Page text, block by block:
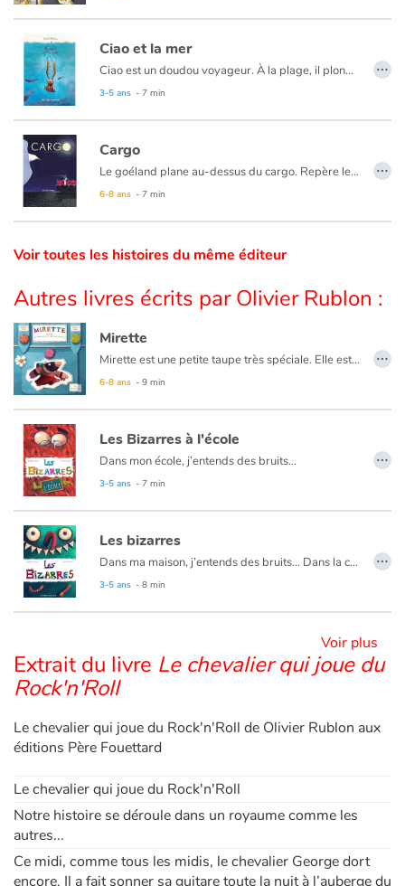
Émotions et sentiments
Formats et illustrations
Catalogue anglais
Contraste +
Aide
Accueil
Famille
Écoles
Médiathèques
Vidéos & Tutoriaux
Blog
Actualités
Par thématique
Rencontres et témoignages
Autour de la lecture
Apprendre à lire
Livre audio
Ciao et la mer
Ciao est un doudou voyageur. À la plage, il plonge dans l’eau salée et découvre le monde fascinant de la mer. Sous l’eau, il rencontre des amis aux grandes dents, des géants, des minus et même des lumières bien étranges.
3-5 ans - 7 min
…
Cargo
Le goéland plane au-dessus du cargo. Repère le Capitaine, si petit d’en haut qu’il le reconnaît à peine.
6-8 ans - 7 min
…
Voir toutes les histoires du même éditeur
Autres livres écrits par Olivier Rublon :
Mirette
Mirette est une petite taupe très spéciale. Elle est née avec des yeux qui voient ! Et elle veut voir plein de choses. Alors elle part en voyage, chargée d'un bon gâteau au fromage.
6-8 ans - 9 min
…
Les Bizarres à l'école
Dans mon école, j’entends des bruits…
3-5 ans - 7 min
…
Les bizarres
Dans ma maison, j’entends des bruits... Dans la cuisine, j’entends « GLOUPS » et dans la salle de bains, j’entends « PLOOOC » et dans la cave, j’entends « CROA ». Mais qui peut bien faire des bruits aussi bizarres ?
3-5 ans - 8 min
…
Voir plus
Extrait du livre Le chevalier qui joue du
Rock'n'Roll
Le chevalier qui joue du Rock'n'Roll de Olivier Rublon aux
éditions Père Fouettard
Le chevalier qui joue du Rock'n'Roll
Notre histoire se déroule dans un royaume comme les
autres...
Ce midi, comme tous les midis, le chevalier George dort
encore. Il a fait sonner sa guitare toute la nuit à l’auberge du